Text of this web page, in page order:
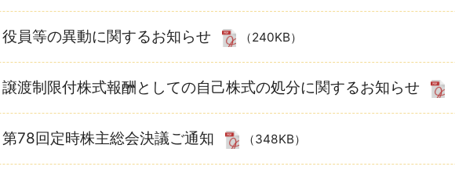
役員等の異動に関するお知らせ （240KB）
譲渡制限付株式報酬としての自己株式の処分に関するお知らせ
第78回定時株主総会決議ご通知 （348KB）